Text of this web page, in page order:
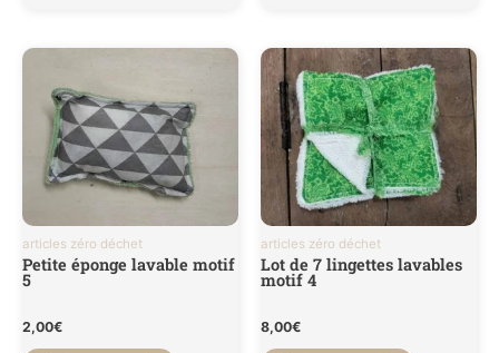
articles zéro déchet
Petite éponge lavable motif
5
2,00€
articles zéro déchet
Lot de 7 lingettes lavables
motif 4
8,00€